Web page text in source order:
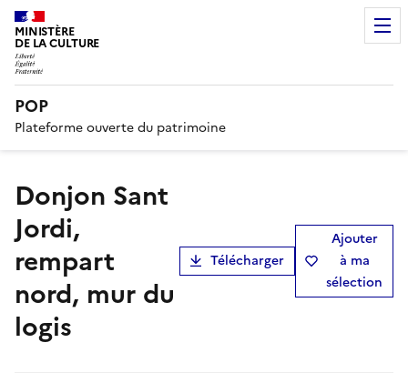
MINISTÈRE
DE LA CULTURE
POP
Plateforme ouverte du patrimoine
Donjon Sant
Jordi,
rempart
nord, mur du
logis
Télécharger
Ajouter
à ma
sélection